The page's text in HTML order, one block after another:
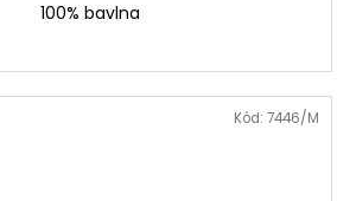
100% bavlna
Kód: 7446/M